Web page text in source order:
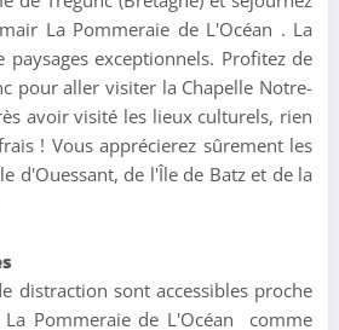
La Pommeraie de L'Océan . La
paysages exceptionnels. Profitez de
pour aller visiter la Chapelle Notre-
avoir visité les lieux culturels, rien
! Vous apprécierez sûrement les
d'Ouessant, de l'Île de Batz et de la
distraction sont accessibles proche
Pommeraie de L'Océan comme